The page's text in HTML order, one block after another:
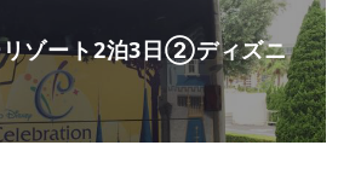
リゾート2泊3日②ディズニ